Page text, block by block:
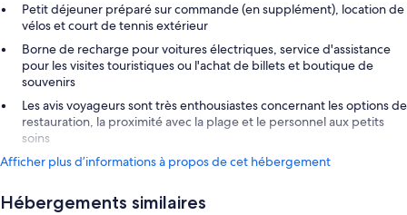
Petit déjeuner préparé sur commande (en supplément), location de
vélos et court de tennis extérieur
Borne de recharge pour voitures électriques, service d'assistance
pour les visites touristiques ou l'achat de billets et boutique de
souvenirs
Les avis voyageurs sont très enthousiastes concernant les options de
restauration, la proximité avec la plage et le personnel aux petits
soins
Afficher plus d’informations à propos de cet hébergement
Hébergements similaires